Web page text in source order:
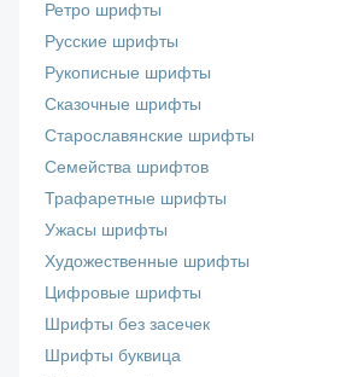
Ретро шрифты
Русские шрифты
Рукописные шрифты
Сказочные шрифты
Старославянские шрифты
Семейства шрифтов
Трафаретные шрифты
Ужасы шрифты
Художественные шрифты
Цифровые шрифты
Шрифты без засечек
Шрифты буквица